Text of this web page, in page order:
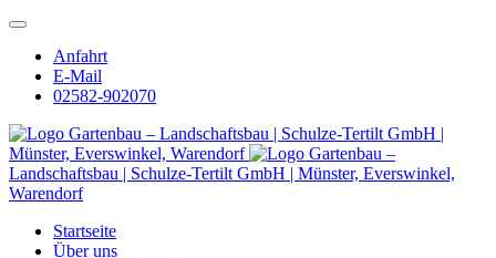
Anfahrt
E-Mail
02582-902070
Gartenbau – Landschaftsbau | Schulze-Tertilt GmbH |
Münster, Everswinkel, Warendorf
Gartenbau –
Landschaftsbau | Schulze-Tertilt GmbH | Münster, Everswinkel,
Warendorf
Startseite
Über uns